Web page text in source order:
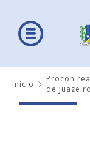
Início
Procon
de Juazeiro